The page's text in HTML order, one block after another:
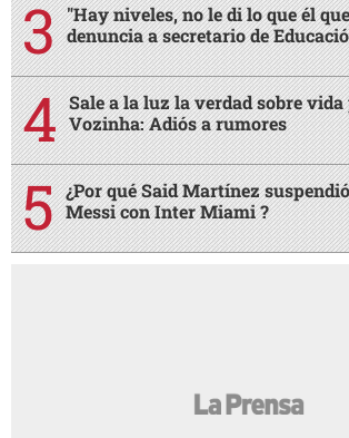
"Hay niveles, no le di lo que él
denuncia a secretario de
Sale a la luz la verdad sobre
Vozinha: Adiós a rumores
¿Por qué Said Martínez
Messi con Inter Miami ?